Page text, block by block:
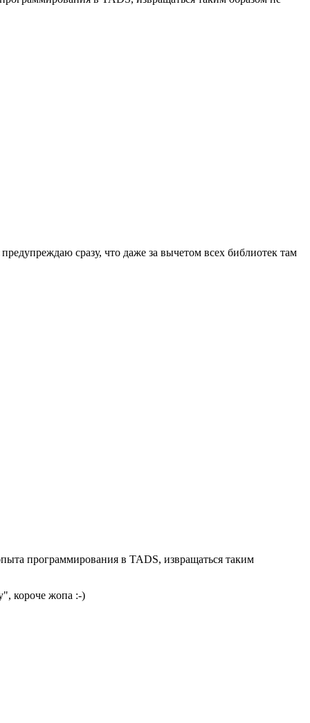
сразу, что даже за вычетом всех библиотек там
программирования в TADS, извращаться таким
короче жопа :-)